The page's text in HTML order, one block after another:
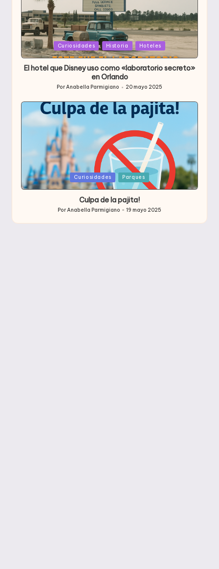
Publicada
en
Curiosidades Historia Hoteles
El hotel que Disney uso como «laboratorio secreto»
en Orlando
PorAnabella Parmigiano 20 mayo 2025
Publicada
en
Curiosidades Parques
Culpa de la pajita!
Publicado
por
PorAnabella Parmigiano 19 mayo 2025